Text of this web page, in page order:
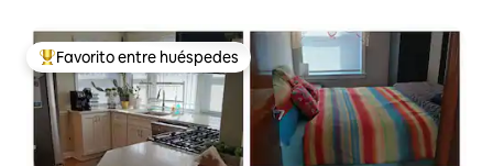
De los mejores en Favorito entre huéspedes
Favorito entre huéspedes